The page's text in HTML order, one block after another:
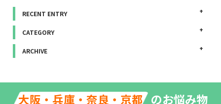
RECENT ENTRY
CATEGORY
ARCHIVE
大阪・兵庫・奈良・京都 のお悩み物